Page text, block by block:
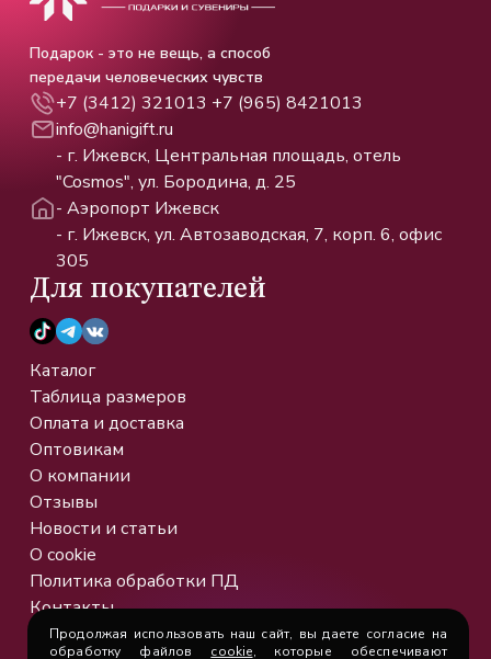
Подарок - это не вещь, а способ
передачи человеческих чувств
+7 (3412) 321013 +7 (965) 8421013
info@hanigift.ru
- г. Ижевск, Центральная площадь, отель
"Cosmos", ул. Бородина, д. 25
- Аэропорт Ижевск
- г. Ижевск, ул. Автозаводская, 7, корп. 6, офис
305
Для покупателей
Каталог
Таблица размеров
Оплата и доставка
Оптовикам
О компании
Отзывы
Новости и статьи
О cookie
Политика обработки ПД
Контакты
Продолжая использовать наш сайт, вы даете согласие на
обработку файлов cookie, которые обеспечивают